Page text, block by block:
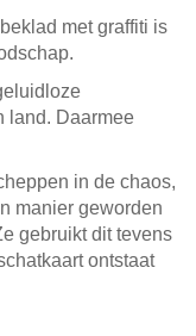
met graffiti is
land. Daarmee
in de chaos,
manier geworden
gebruikt dit tevens
ontstaat